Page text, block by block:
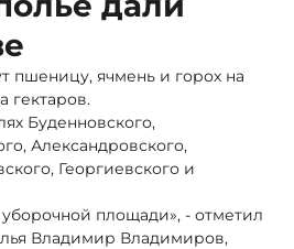
пшеницу, ячмень и горох на
гектаров.
Буденновского,
Александровского,
Георгиевского и
площади», - отметил
Владимир Владимиров,